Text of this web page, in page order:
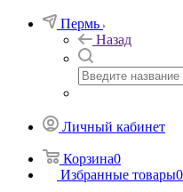
Пермь
Назад
Личный кабинет
Корзина0
Избранные товары0